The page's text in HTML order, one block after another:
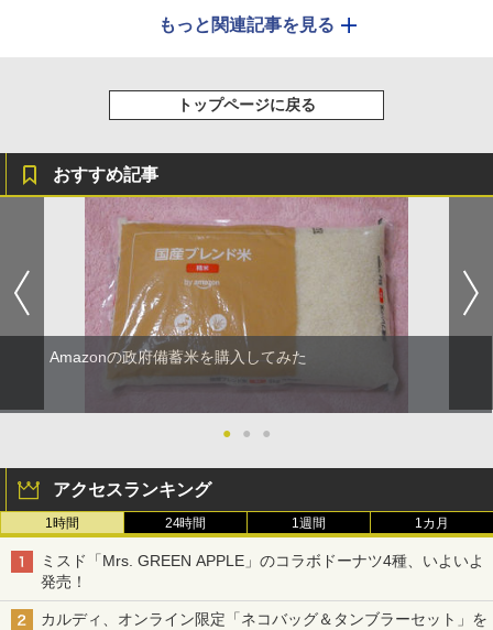
もっと関連記事を見る
トップページに戻る
おすすめ記事
Amazonの政府備蓄米を購入してみた
● ● ●
アクセスランキング
1時間 24時間 1週間 1カ月
ミスド「Mrs. GREEN APPLE」のコラボドーナツ4種、いよいよ
発売！
カルディ、オンライン限定「ネコバッグ＆タンブラーセット」を